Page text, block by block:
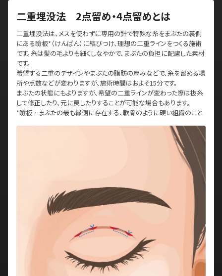
二重埋没法 2点留め・4点留めとは
二重埋没法は、メスを使わずに専用の針で特殊な糸をまぶたの裏側
にある瞼板*（けんばん）に結びつけ、理想の⼆重ラインをつくる施術
です。糸は髪の毛よりも細くしなやかで、まぶたの負担に配慮した素材
です。
希望する二重のデザインやまぶたの脂肪の厚みなどで、糸を留める場
所や点数などが変わりますが、施術時間はおよそ15分です。
まぶたの状態にもよりますが、希望の二重ラインが変わった際は抜糸
して修正したり、元に戻したりすることが可能な場合もあります。
*瞼板…まぶたの最も縁側に存在する、軟骨のように硬い組織のこと